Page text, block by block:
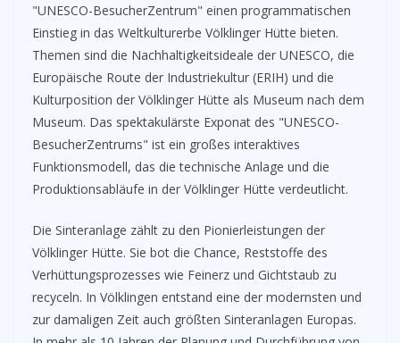
"UNESCO-BesucherZentrum" einen programmatischen
Einstieg in das Weltkulturerbe Völklinger Hütte bieten.
Themen sind die Nachhaltigkeitsideale der UNESCO, die
Europäische Route der Industriekultur (ERIH) und die
Kulturposition der Völklinger Hütte als Museum nach dem
Museum. Das spektakulärste Exponat des "UNESCO-
BesucherZentrums" ist ein großes interaktives
Funktionsmodell, das die technische Anlage und die
Produktionsabläufe in der Völklinger Hütte verdeutlicht.
Die Sinteranlage zählt zu den Pionierleistungen der
Völklinger Hütte. Sie bot die Chance, Reststoffe des
Verhüttungsprozesses wie Feinerz und Gichtstaub zu
recyceln. In Völklingen entstand eine der modernsten und
zur damaligen Zeit auch größten Sinteranlagen Europas.